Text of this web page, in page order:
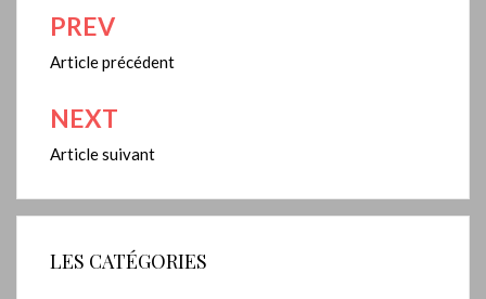
Navigation
de
l’article
PREV
Article précédent
NEXT
Article suivant
LES CATÉGORIES